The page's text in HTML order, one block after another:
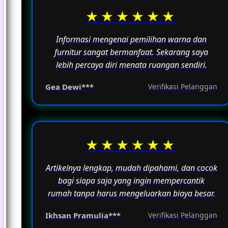
★★★★★★
Informasi mengenai pemilihan warna dan
furnitur sangat bermanfaat. Sekarang saya
lebih percaya diri menata ruangan sendiri.
Gea Dewi*** Verifikasi Pelanggan
★★★★★★
Artikelnya lengkap, mudah dipahami, dan cocok
bagi siapa saja yang ingin mempercantik
rumah tanpa harus mengeluarkan biaya besar.
Ikhsan Pramulia*** Verifikasi Pelanggan